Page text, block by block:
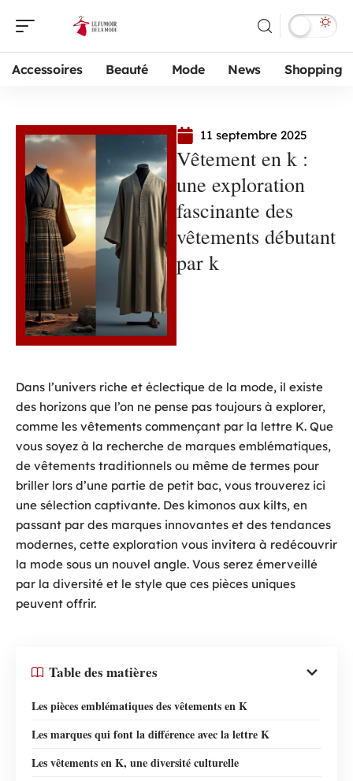
Accessoires Beauté Mode News Shopping
11 septembre 2025
Vêtement en k :
une exploration
fascinante des
vêtements débutant
par k
Dans l’univers riche et éclectique de la mode, il existe
des horizons que l’on ne pense pas toujours à explorer,
comme les vêtements commençant par la lettre K. Que
vous soyez à la recherche de marques emblématiques,
de vêtements traditionnels ou même de termes pour
briller lors d’une partie de petit bac, vous trouverez ici
une sélection captivante. Des kimonos aux kilts, en
passant par des marques innovantes et des tendances
modernes, cette exploration vous invitera à redécouvrir
la mode sous un nouvel angle. Vous serez émerveillé
par la diversité et le style que ces pièces uniques
peuvent offrir.
Table des matières
Les pièces emblématiques des vêtements en K
Les marques qui font la différence avec la lettre K
Les vêtements en K, une diversité culturelle